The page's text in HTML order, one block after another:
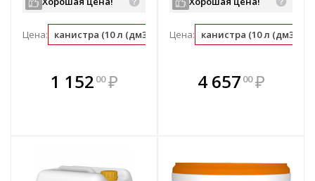
Цена: канистра (10 л (дм3)) л (дм3) (0.1 канистра)
1 152 00 ₽
В комплекте
всегда выгоднее!
Цена: канистра (10 л (дм3))
В комплекте
всегда выгоднее!
4 657 00 ₽